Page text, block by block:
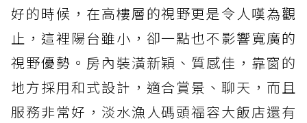
好的時候，在高樓層的視野更是令人嘆為觀
止，這裡陽台雖小，卻一點也不影響寬廣的
視野優勢。房內裝潢新穎、質感佳，靠窗的
地方採用和式設計，適合賞景、聊天，而且
服務非常好，淡水漁人碼頭福容大飯店還有